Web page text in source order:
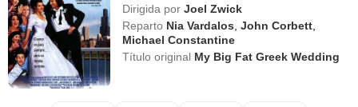
Dirigida por Joel Zwick
Reparto Nia Vardalos ,John Corbett
Michael Constantine
Título original My Big Fat Greek Wedding